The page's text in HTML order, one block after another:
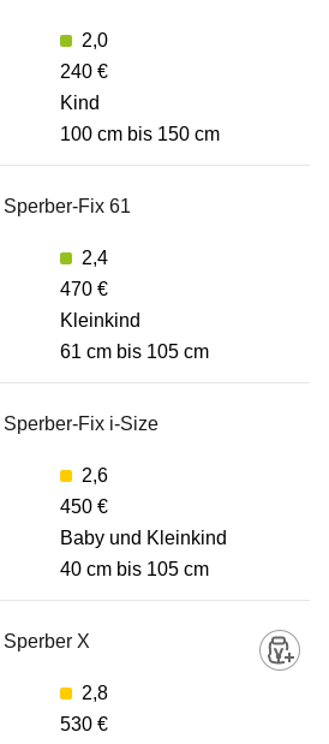
2,0
240 €
Kind
100 cm bis 150 cm
Sperber-Fix 61
2,4
470 €
Kleinkind
61 cm bis 105 cm
Sperber-Fix i-Size
2,6
450 €
Baby und Kleinkind
40 cm bis 105 cm
Sperber X
2,8
530 €